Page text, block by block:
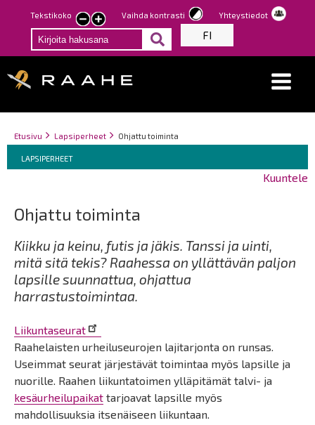
Hyppää
pääsisältöön
Tekstikoko
Pienennä
tekstin
kokoa
Suurenna
tekstin
kokoa
Vaihda kontrasti Yhteystiedot
FI
Breadcrumbs
You
here:
Etusivu Lapsiperheet Ohjattu toiminta
Breadcrumbs
You
are
LAPSIPERHEET
Kuuntele
Ohjattu toiminta
Kiikku ja keinu, futis ja jäkis. Tanssi ja uinti,
mitä sitä tekis? Raahessa on yllättävän paljon
lapsille suunnattua, ohjattua
harrastustoimintaa.
Liikuntaseurat
Raahelaisten urheiluseurojen lajitarjonta on runsas.
Useimmat seurat järjestävät toimintaa myös lapsille ja
nuorille. Raahen liikuntatoimen ylläpitämät talvi- ja
kesäurheilupaikat tarjoavat lapsille myös
mahdollisuuksia itsenäiseen liikuntaan.